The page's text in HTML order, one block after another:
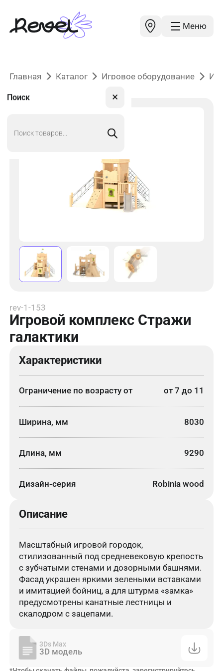
Меню
Поиск ✕
Главная Каталог Игровое оборудование
rev-1-153
Игровой комплекс Стражи
галактики
Характеристики
Ограничение по возрасту от от 7 до 11
Ширина, мм 8030
Длина, мм 9290
Дизайн-серия Robinia wood
Описание
Масштабный игровой городок,
стилизованный под средневековую крепость
с зубчатыми стенами и дозорными башнями.
Фасад украшен яркими зелеными вставками
и имитацией бойниц, а для штурма «замка»
предусмотрены канатные лестницы и
скалодром с зацепами.
3Ds Max
3D модель